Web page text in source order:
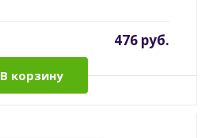
476 руб.
В корзину